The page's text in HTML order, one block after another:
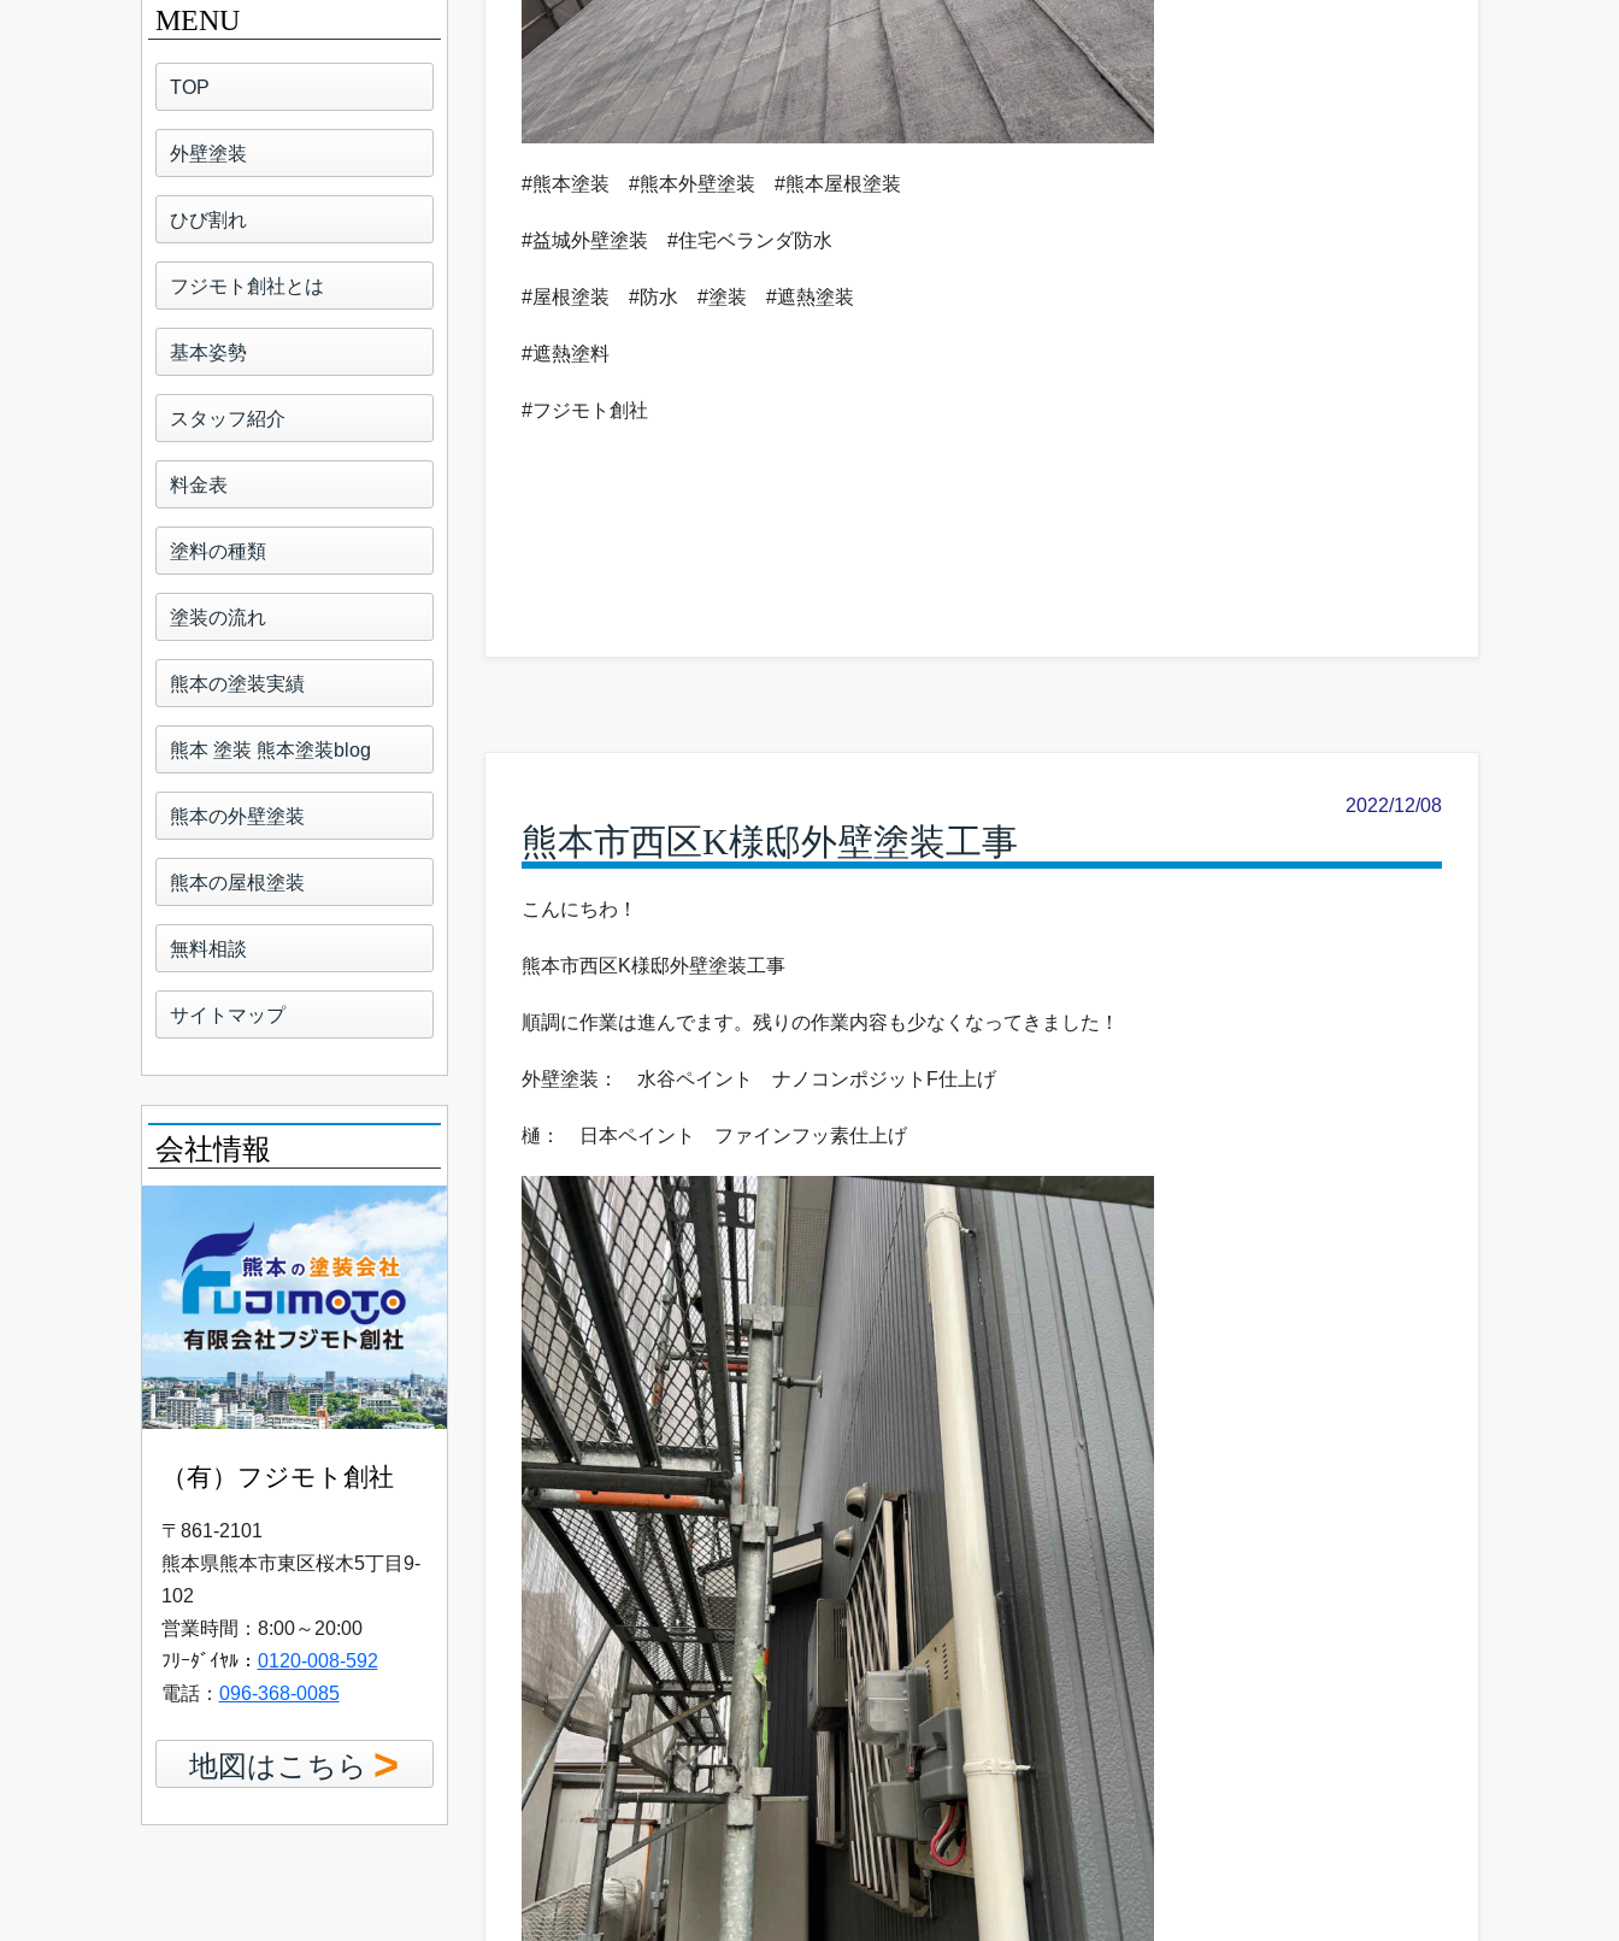
MENU
TOP
外壁塗装
ひび割れ
フジモト創社とは
基本姿勢
スタッフ紹介
料金表
塗料の種類
塗装の流れ
熊本の塗装実績
熊本 塗装 熊本塗装blog
熊本の外壁塗装
熊本の屋根塗装
無料相談
サイトマップ
会社情報
（有）フジモト創社
〒861-2101
熊本県熊本市東区桜木5丁目9-
102
営業時間：8:00～20:00
ﾌﾘｰﾀﾞｲﾔﾙ： 0120-008-592
電話： 096-368-0085
地図はこちら>
#熊本塗装 #熊本外壁塗装 #熊本屋根塗装
#益城外壁塗装 #住宅ベランダ防水
#屋根塗装 #防水 #塗装 #遮熱塗装
#遮熱塗料
#フジモト創社
2022/12/08
熊本市西区K様邸外壁塗装工事
こんにちわ！
熊本市西区K様邸外壁塗装工事
順調に作業は進んでます。残りの作業内容も少なくなってきました！
外壁塗装： 水谷ペイント ナノコンポジットF仕上げ
樋： 日本ペイント ファインフッ素仕上げ